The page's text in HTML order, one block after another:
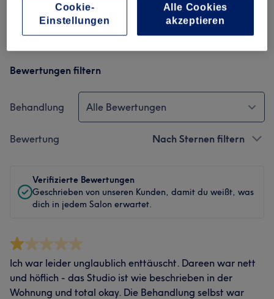
Bewertungen filtern
Behandlung Alle Bewertungen
Bewertung Nach Sternen filtern
Verifizierte Bewertungen
Geschrieben von unseren Kunden, damit du weißt, was
dich in jedem Salon erwartet.
Ich war leider unglaublich enttäuscht. Dareen war nett
und höflich - das Studio ist wie beschrieben in der
Wohnung und total okay. Die Behandlung selbst war
Cookie-
Einstellungen
Alle Cookies
akzeptieren